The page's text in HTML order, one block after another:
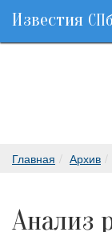
Известия
Главная Архив
Анализ